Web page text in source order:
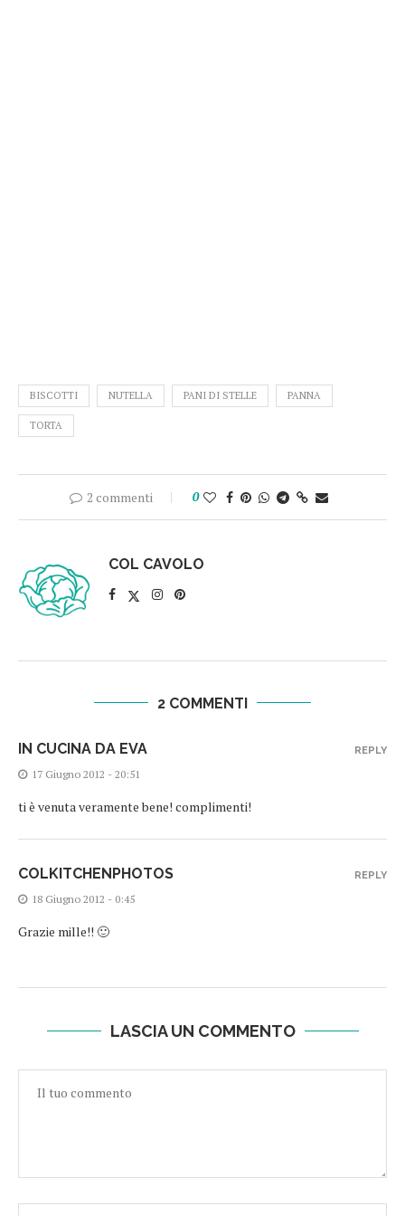
BISCOTTI NUTELLA PANI DI STELLE PANNA
TORTA
2 commenti 0
COL CAVOLO
2 COMMENTI
IN CUCINA DA EVA
17 Giugno 2012 - 20:51
ti è venuta veramente bene! complimenti!
REPLY
COLKITCHENPHOTOS
18 Giugno 2012 - 0:45
Grazie mille!! 🙂
REPLY
LASCIA UN COMMENTO